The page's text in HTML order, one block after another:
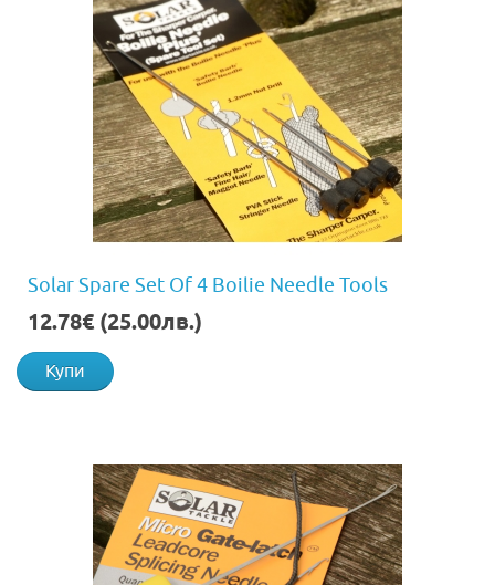
Solar Spare Set Of 4 Boilie Needle Tools
12.78€ (25.00лв.)
Купи